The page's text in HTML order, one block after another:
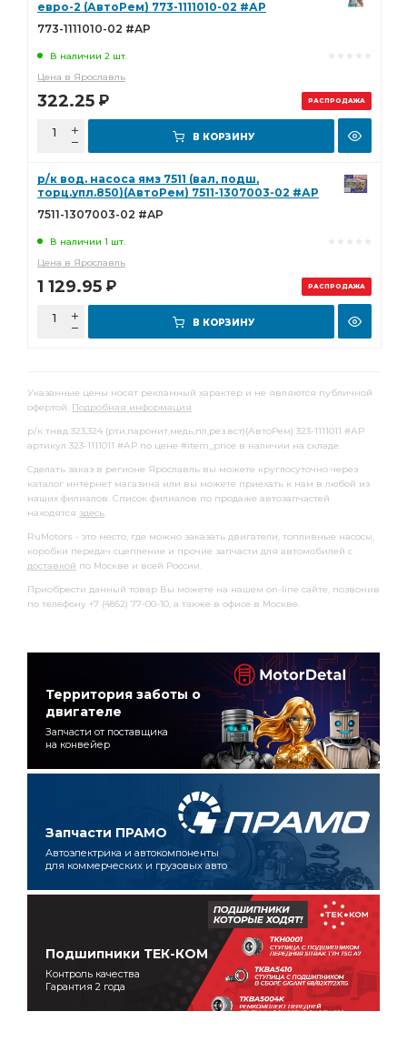
РАСПРОДАЖА
евро-2 (АвтоРем) 773-1111010-02 #АР
773-1111010-02 #АР
В наличии 2 шт.
Цена в Ярославль
322.25 Р
В КОРЗИНУ
РАСПРОДАЖА
р/к вод. насоса ямз 7511 (вал, подш,
торц.упл.850)(АвтоРем) 7511-1307003-02 #АР
7511-1307003-02 #АР
В наличии 1 шт.
Цена в Ярославль
1 129.95 Р
В КОРЗИНУ
Указанные цены носят рекламный характер и не являются публичной
офертой. Подробная информация
р/к тнвд 323,324 (рти,паронит,медь,пл,рез.вст)(АвтоРем) 323-1111011 #АР
артикул 323-1111011 #АР по цене #item_price в наличии на складе.
Сделать заказ в регионе Ярославль вы можете круглосуточно через
каталог интернет магазина или вы можете приехать к нам в любой из
наших филиалов. Список филиалов по продаже автозапчастей
находятся здесь.
RuMotors - это место, где можно заказать двигатели, топливные насосы,
коробки передач сцепление и прочие запчасти для автомобилей с
доставкой по Москве и всей России.
Приобрести данный товар Вы можете на нашем on-line сайте, позвонив
по телефону +7 (4852) 77-00-10, а также в офисе в Москве.
Территория заботы о
двигателе
Запчасти от поставщика
на конвейер
Запчасти ПРАМО
Автоэлектрика и автокомпоненты
для коммерческих и грузовых авто
Подшипники ТЕК-КОМ
Контроль качества
Гарантия 2 года